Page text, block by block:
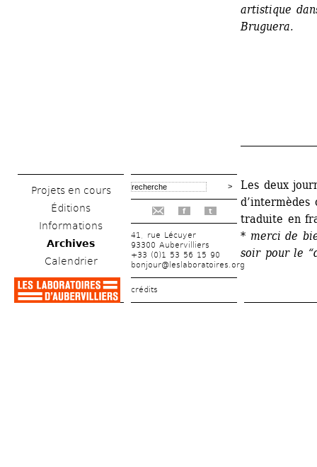
Projets en cours
Éditions
Informations
Archives
Calendrier
f t
41, rue Lécuyer
93300 Aubervilliers
+33 (0)1 53 56 15 90
bonjour@leslaboratoires.org
crédits
artistique
Bruguera.
Les deux
traduite en
* merci de
soir pour le